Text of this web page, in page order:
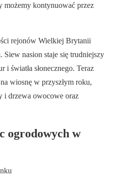
możemy kontynuować przez
rejonów Wielkiej Brytanii
nasion staje się trudniejszy
światła słonecznego. Teraz
wiosnę w przyszłym roku,
i drzewa owocowe oraz
ogrodowych w